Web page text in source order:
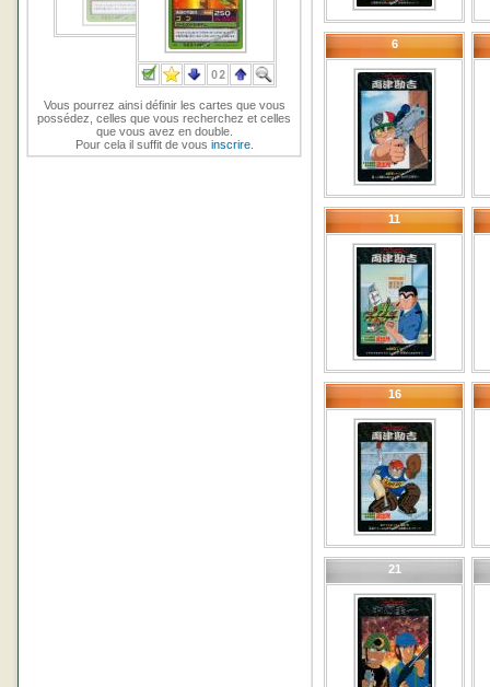
Vous pourrez ainsi définir les cartes que vous
possédez, celles que vous recherchez et celles
que vous avez en double.
Pour cela il suffit de vous inscrire.
6
11
16
21